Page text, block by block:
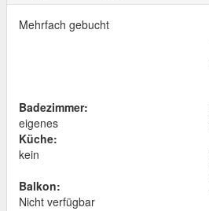
Mehrfach gebucht
Badezimmer:
eigenes
Küche:
kein
Balkon:
Nicht verfügbar